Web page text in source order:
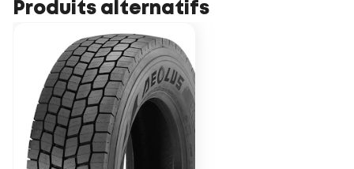
Produits alternatifs